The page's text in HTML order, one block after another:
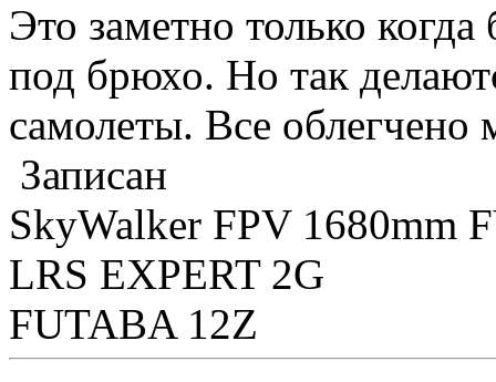
Это заметно только
под брюхо. Но так
самолеты. Все облегчено
Записан
SkyWalker FPV 1680mm
LRS EXPERT 2G
FUTABA 12Z